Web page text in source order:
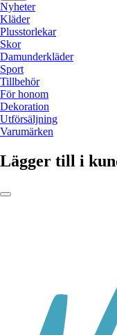
Nyheter
Kläder
Plusstorlekar
Skor
Damunderkläder
Sport
Tillbehör
För honom
Dekoration
Utförsäljning
Varumärken
Lägger till i